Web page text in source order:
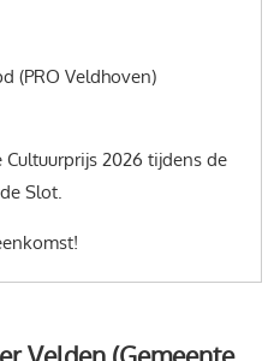
(PRO Veldhoven)
2026 tijdens de
Slot.